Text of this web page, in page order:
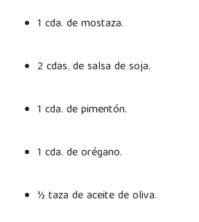
1 cda. de mostaza.
2 cdas. de salsa de soja.
1 cda. de pimentón.
1 cda. de orégano.
½ taza de aceite de oliva.